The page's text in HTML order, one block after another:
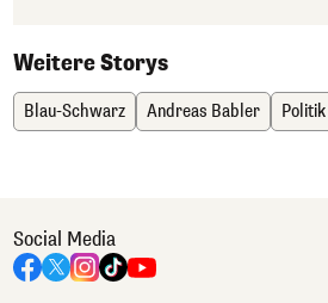
Weitere Storys
Blau-Schwarz Andreas Babler Politik
Social Media